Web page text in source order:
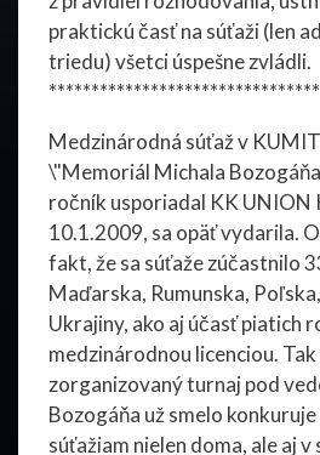
praktickú časť na súťaži (len
triedu) všetci úspešne zvládli.
Medzinárodná súťaž v
\"Memoriál Michala
ročník usporiadal KK UNION
10.1.2009, sa opäť vydarila.
fakt, že sa súťaže zúčastnilo
Maďarska, Rumunska,
Ukrajiny, ako aj účasť piatich
medzinárodnou licenciou.
zorganizovaný turnaj pod
Bozogáňa už smelo
súťažiam nielen doma, ale aj v